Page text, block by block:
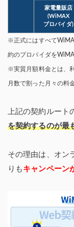
家電量販店
(WiMAX
プロバイダ)
※正式にはすべて
約のプロバイダを
※実質月額料金とは、
月数で割った月々の料金
上記の契約ルート
を契約するのが最
その理由は、オン
りも キャンペーン